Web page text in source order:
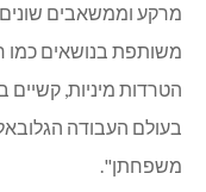
מרקע וממשאבים
משותפת בנושאים כמו
הטרדות מיניות,
בעולם העבודה
משפחתן".